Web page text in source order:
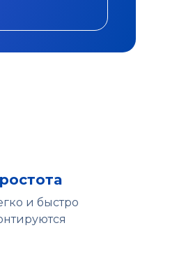
и быстро